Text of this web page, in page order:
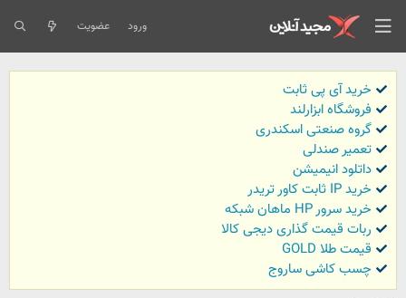
ورود عضویت
خرید آی پی ثابت
فروشگاه ابزارلند
گروه صنعتی اسکندری
تعمیر صندلی
داتلود انیمیشن
خرید IP ثابت کاور تریدر
خرید سرور HP ماهان شبکه
ربات قیمت گذاری دیجی کالا
قیمت طلا GOLD
چسب کاشی ساروج